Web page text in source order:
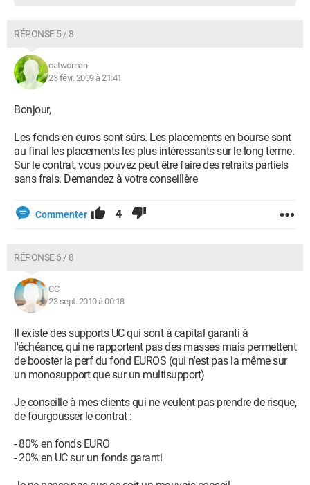
RÉPONSE 5 / 8
catwoman
23 févr. 2009 à 21:41
Bonjour,
Les fonds en euros sont sûrs. Les placements en bourse sont
au final les placements les plus intéressants sur le long terme.
Sur le contrat, vous pouvez peut être faire des retraits partiels
sans frais. Demandez à votre conseillère
Commenter 4
RÉPONSE 6 / 8
CC
23 sept. 2010 à 00:18
Il existe des supports UC qui sont à capital garanti à
l'échéance, qui ne rapportent pas des masses mais permettent
de booster la perf du fond EUROS (qui n'est pas la même sur
un monosupport que sur un multisupport)
Je conseille à mes clients qui ne veulent pas prendre de risque,
de fourgousser le contrat :
- 80% en fonds EURO
- 20% en UC sur un fonds garanti